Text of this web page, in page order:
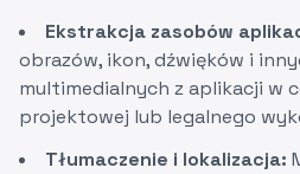
Ekstrakcja zasobów
obrazów, ikon, dźwięków i
multimedialnych z aplikacji w
projektowej lub legalnego
Tłumaczenie i lokalizacja: